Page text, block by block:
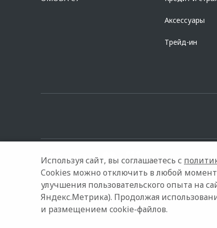
Аксессуары
Трейд-ин
© 2026 Медведь Абакан Модельный ряд Архивные
Используя сайт, вы соглашаетесь с
Cookies можно отключить в любой момент
улучшения пользовательского опыта на
Яндекс.Метрика). Продолжая
и размещением cookie-файлов.